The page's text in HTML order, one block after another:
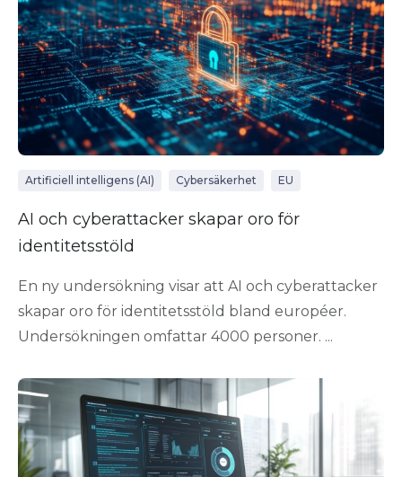
Artificiell intelligens (AI) Cybersäkerhet EU
AI och cyberattacker skapar oro för
identitetsstöld
En ny undersökning visar att AI och cyberattacker
skapar oro för identitetsstöld bland européer.
Undersökningen omfattar 4000 personer. ...